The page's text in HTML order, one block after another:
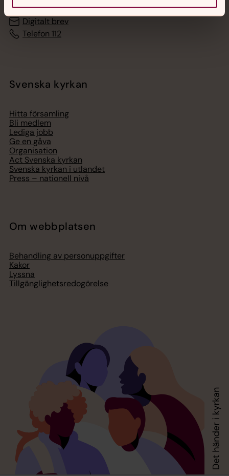
Chatt
Digitalt brev
Telefon 112
Svenska kyrkan
Hitta församling
Bli medlem
Lediga jobb
Ge en gåva
Organisation
Act Svenska kyrkan
Svenska kyrkan i utlandet
Press – nationell nivå
Om webbplatsen
Behandling av personuppgifter
Kakor
Lyssna
Tillgänglighetsredogörelse